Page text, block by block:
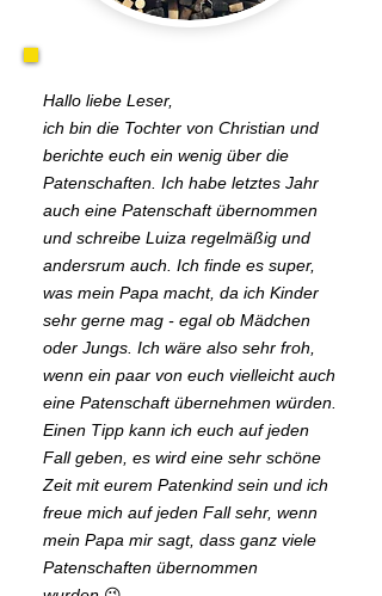
Hallo liebe Leser,
ich bin die Tochter von Christian und
berichte euch ein wenig über die
Patenschaften. Ich habe letztes Jahr
auch eine Patenschaft übernommen
und schreibe Luiza regelmäßig und
andersrum auch. Ich finde es super,
was mein Papa macht, da ich Kinder
sehr gerne mag - egal ob Mädchen
oder Jungs. Ich wäre also sehr froh,
wenn ein paar von euch vielleicht auch
eine Patenschaft übernehmen würden.
Einen Tipp kann ich euch auf jeden
Fall geben, es wird eine sehr schöne
Zeit mit eurem Patenkind sein und ich
freue mich auf jeden Fall sehr, wenn
mein Papa mir sagt, dass ganz viele
Patenschaften übernommen